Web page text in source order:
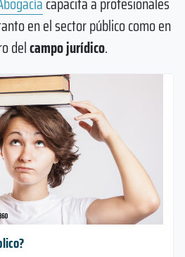
en el sector público como en
delcampo jurídico.